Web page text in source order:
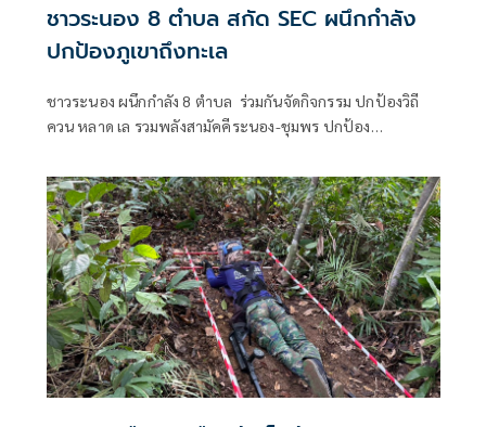
ชาวระนอง 8 ตำบล สกัด SEC ผนึกกำลัง
ปกป้องภูเขาถึงทะเล
ชาวระนอง ผนึกกำลัง 8 ตำบล ร่วมกันจัดกิจกรรม ปกป้องวิถี
ควน หลาด เล รวมพลังสามัคคีระนอง-ชุมพร ปกป้อง
รัฐ แลนด์บริดจ์ - หยุด SEC ที่ทำลายทรัพยากรธรรมชาติ